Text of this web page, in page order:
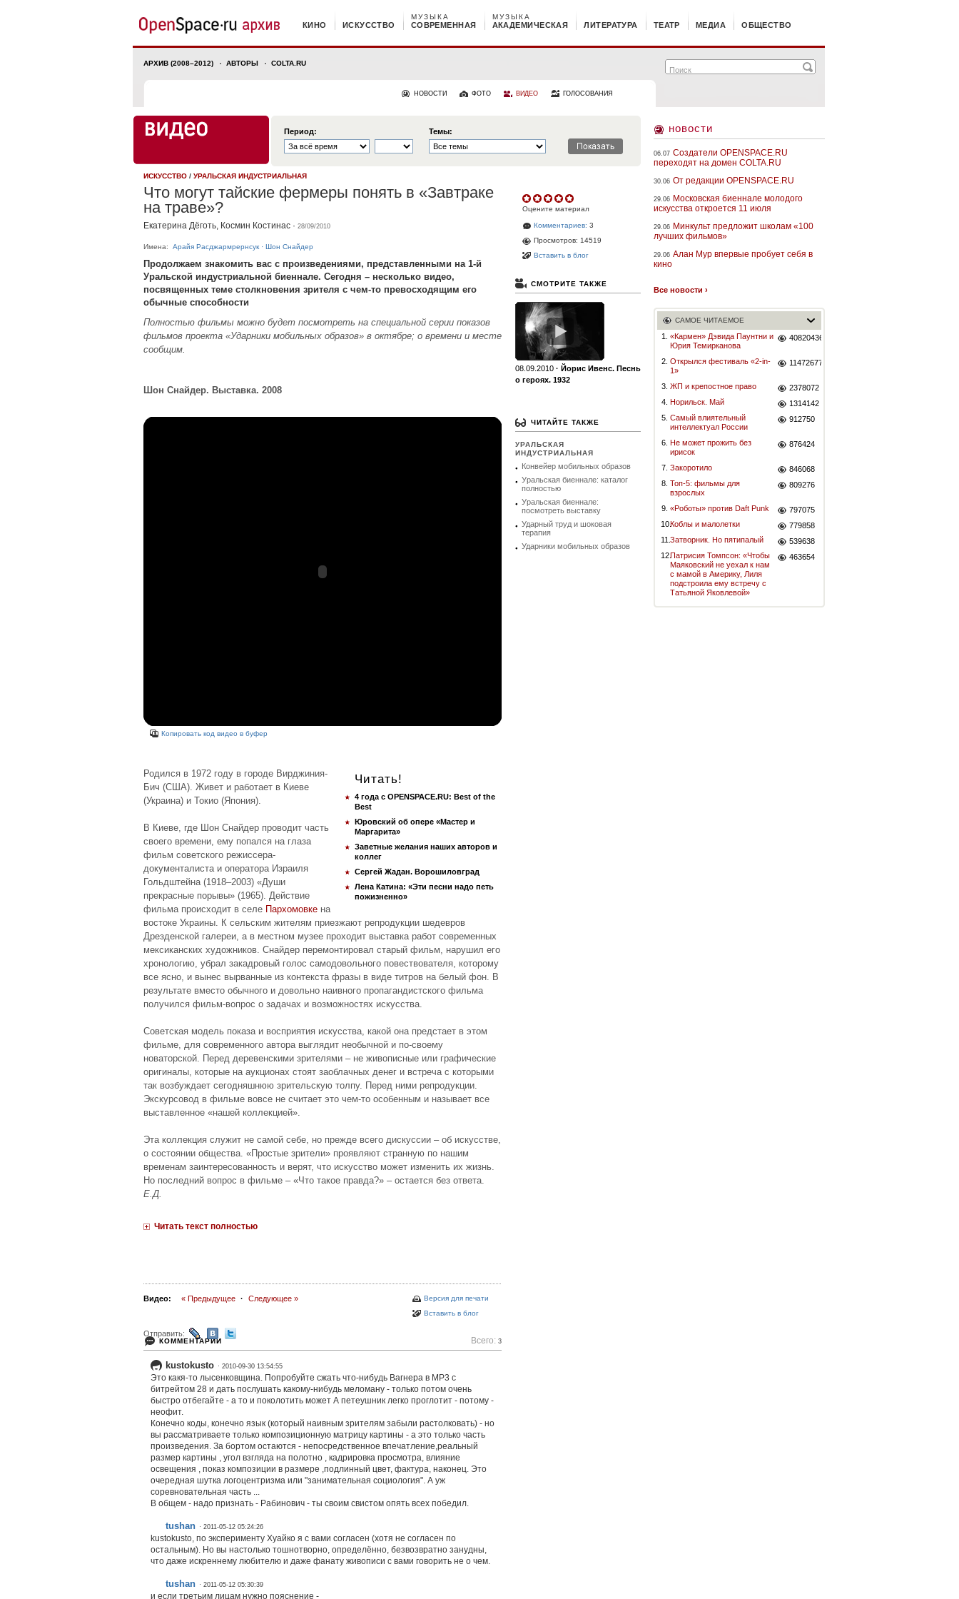
КИНО ИСКУССТВО СОВРЕМЕННАЯ
МУЗЫКА
АКАДЕМИЧЕСКАЯ
МУЗЫКА
ЛИТЕРАТУРА ТЕАТР МЕДИА ОБЩЕСТВО
АРХИВ (2008–2012) АВТОРЫ COLTA.RU
НОВОСТИ ФОТО ВИДЕО ГОЛОСОВАНИЯ
Период: Темы:
ИСКУССТВО / УРАЛЬСКАЯ ИНДУСТРИАЛЬНАЯ
Что могут тайские фермеры понять в «Завтраке
на траве»?
Екатерина Дёготь, Космин Костинас · 28/09/2010
Имена: Арайя Расджармрернсук · Шон Снайдер
Продолжаем знакомить вас с произведениями, представленными на 1-й
Уральской индустриальной биеннале. Сегодня – несколько видео,
посвященных теме столкновения зрителя с чем-то превосходящим его
обычные способности
Полностью фильмы можно будет посмотреть на специальной серии показов
фильмов проекта «Ударники мобильных образов» в октябре; о времени и месте
сообщим.
Шон Снайдер. Выставка. 2008
Копировать код видео в буфер
Читать!
4 года с OPENSPACE.RU: Best of the
Best
Юровский об опере «Мастер и
Маргарита»
Заветные желания наших авторов и
коллег
Сергей Жадан. Ворошиловград
Лена Катина: «Эти песни надо петь
пожизненно»
Родился в 1972 году в городе Вирджиния-
Бич (США). Живет и работает в Киеве
(Украина) и Токио (Япония).
В Киеве, где Шон Снайдер проводит часть
своего времени, ему попался на глаза
фильм советского режиссера-
документалиста и оператора Израиля
Гольдштейна (1918–2003) «Души
прекрасные порывы» (1965). Действие
фильма происходит в селе Пархомовке на
востоке Украины. К сельским жителям приезжают репродукции шедевров
Дрезденской галереи, а в местном музее проходит выставка работ современных
мексиканских художников. Снайдер перемонтировал старый фильм, нарушил его
хронологию, убрал закадровый голос самодовольного повествователя, которому
все ясно, и вынес вырванные из контекста фразы в виде титров на белый фон. В
результате вместо обычного и довольно наивного пропагандистского фильма
получился фильм-вопрос о задачах и возможностях искусства.
Советская модель показа и восприятия искусства, какой она предстает в этом
фильме, для современного автора выглядит необычной и по-своему
новаторской. Перед деревенскими зрителями – не живописные или графические
оригиналы, которые на аукционах стоят заоблачных денег и встреча с которыми
так возбуждает сегодняшнюю зрительскую толпу. Перед ними репродукции.
Экскурсовод в фильме вовсе не считает это чем-то особенным и называет все
выставленное «нашей коллекцией».
Эта коллекция служит не самой себе, но прежде всего дискуссии – об искусстве,
о состоянии общества. «Простые зрители» проявляют странную по нашим
временам заинтересованность и верят, что искусство может изменить их жизнь.
Но последний вопрос в фильме – «Что такое правда?» – остается без ответа.
Е.Д.
Читать текст полностью
Отправить:
Версия для печати
Вставить в блог
Видео: « Предыдущее · Следующее »
КОММЕНТАРИИ Всего: 3
kustokusto · 2010-09-30 13:54:55
Это какя-то лысенковщина. Попробуйте сжать что-нибудь Вагнера в МР3 с
битрейтом 28 и дать послушать какому-нибудь меломану - только потом очень
быстро отбегайте - а то и поколотить может А петеушник легко проглотит - потому -
неофит.
Конечно коды, конечно язык (который наивным зрителям забыли растолковать) - но
вы рассматриваете только композиционную матрицу картины - а это только часть
произведения. За бортом остаются - непосредственное впечатление,реальный
размер картины , угол взгляда на полотно , кадрировка просмотра, влияние
освещения , показ композиции в размере ,подлинный цвет, фактура, наконец. Это
очередная шутка логоцентризма или "занимательная социология". А уж
соревновательная часть ...
В общем - надо признать - Рабинович - ты своим свистом опять всех победил.
tushan · 2011-05-12 05:24:26
kustokusto, по эксперименту Хуайко я с вами согласен (хотя не согласен по
остальным). Но вы настолько тошнотворно, определённо, безвозвратно занудны,
что даже искреннему любителю и даже фанату живописи с вами говорить не о чем.
tushan · 2011-05-12 05:30:39
и если третьим лицам нужно пояснение -
Оцените материал
Комментариев: 3
Просмотров: 14519
Вставить в блог
СМОТРИТЕ ТАКЖЕ
08.09.2010 · Йорис Ивенс. Песнь
о героях. 1932
ЧИТАЙТЕ ТАКЖЕ
УРАЛЬСКАЯ
ИНДУСТРИАЛЬНАЯ
Конвейер мобильных образов
Уральская биеннале: каталог
полностью
Уральская биеннале:
посмотреть выставку
Ударный труд и шоковая
терапия
Ударники мобильных образов
новости
06.07 Создатели OPENSPACE.RU
переходят на домен COLTA.RU
30.06 От редакции OPENSPACE.RU
29.06 Московская биеннале молодого
искусства откроется 11 июля
29.06 Минкульт предложит школам «100
лучших фильмов»
29.06 Алан Мур впервые пробует себя в
кино
Все новости ›
САМОЕ ЧИТАЕМОЕ
1.
«Кармен» Дэвида Паунтни и
Юрия Темирканова
40820436
2. Открылся фестиваль «2-in-
1»
11472677
3. ЖП и крепостное право
2378072
4. Норильск. Май
1314142
5. Самый влиятельный
интеллектуал России
912750
6. Не может прожить без
ирисок
876424
7. Закоротило
846068
8. Топ-5: фильмы для
взрослых
809276
9. «Роботы» против Daft Punk
797075
10.Коблы и малолетки
779858
11.Затворник. Но пятипалый
539638
12.Патрисия Томпсон: «Чтобы
Маяковский не уехал к нам
с мамой в Америку, Лиля
подстроила ему встречу с
Татьяной Яковлевой»
463654